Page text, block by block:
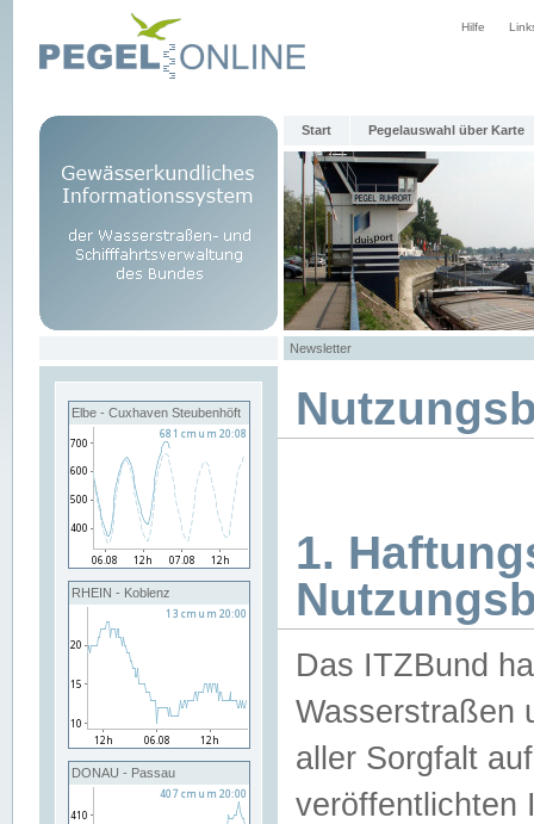
Hilfe
Start Pegelauswahl über Karte
Newsletter
Elbe - Cuxhaven Steubenhöft
RHEIN - Koblenz
DONAU - Passau
1.
Das ITZBund
Wasserstraßen
aller Sorgfalt
veröffentlichten